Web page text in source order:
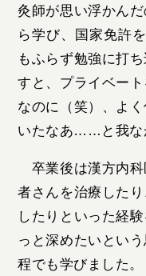
灸師が思い浮かん
ら学び、国家免許
もふらず勉強に打
すと、プライベー
なのに（笑）、よ
いたなあ……と我な
卒業後は漢方内科
者さんを治療した
したりといった経
っと深めたいとい
程でも学びました。